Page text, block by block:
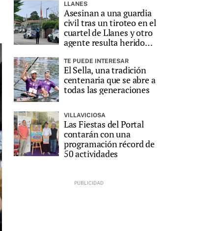
LLANES
Asesinan a una guardia
civil tras un tiroteo en el
cuartel de Llanes y otro
agente resulta herido
TE PUEDE INTERESAR
El Sella, una tradición
centenaria que se abre a
todas las generaciones
VILLAVICIOSA
Las Fiestas del Portal
contarán con una
programación récord de
50 actividades